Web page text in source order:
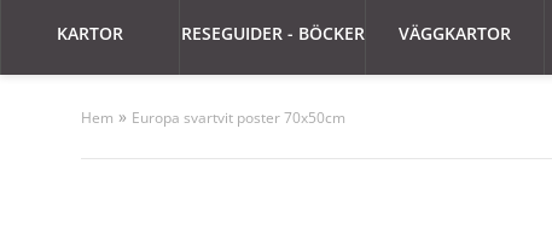
KARTOR RESEGUIDER - BÖCKER VÄGGKARTOR
Hem » Europa svartvit poster 70x50cm